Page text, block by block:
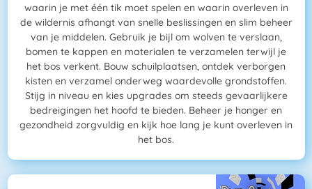
waarin je met één tik moet spelen en waarin overleven in
de wildernis afhangt van snelle beslissingen en slim beheer
van je middelen. Gebruik je bijl om wolven te verslaan,
bomen te kappen en materialen te verzamelen terwijl je
het bos verkent. Bouw schuilplaatsen, ontdek verborgen
kisten en verzamel onderweg waardevolle grondstoffen.
Stijg in niveau en kies upgrades om steeds gevaarlijkere
bedreigingen het hoofd te bieden. Beheer je honger en
gezondheid zorgvuldig en kijk hoe lang je kunt overleven in
het bos.